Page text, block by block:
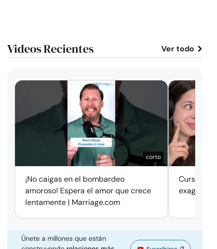
Videos Recientes Ver todo
corto
¡No caigas en el bombardeo
amoroso! Espera el amor que crece
lentamente | Marriage.com
Cursos
Únete a millones que están